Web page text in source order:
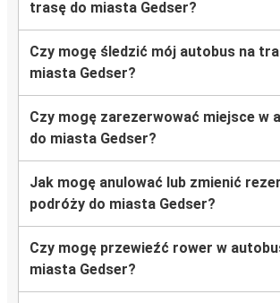
trasę do miasta Gedser?
Czy mogę śledzić mój autobus na
miasta Gedser?
Czy mogę zarezerwować miejsce w
do miasta Gedser?
Jak mogę anulować lub zmienić
podróży do miasta Gedser?
Czy mogę przewieźć rower w
miasta Gedser?